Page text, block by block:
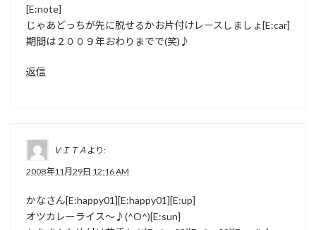
[E:note]
じゃあどっちが先に脱せるかお片付けレースしましょ[E:car]
期間は２００９年おわりまでで(笑)♪
返信
ＶＩＴＡ より:
2008年11月29日 12:16 AM
かなさん[E:happy01][E:happy01][E:up]
オツカレーライス～♪(^O^)[E:sun]